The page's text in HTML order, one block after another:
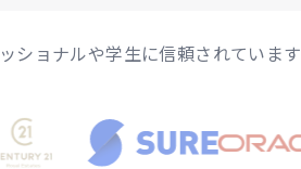
ショナルや学生に信頼されています